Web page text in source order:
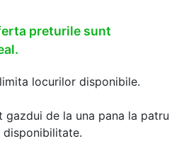
preturile sunt
locurilor disponibile.
gazdui de la una pana la patru
disponibilitate.